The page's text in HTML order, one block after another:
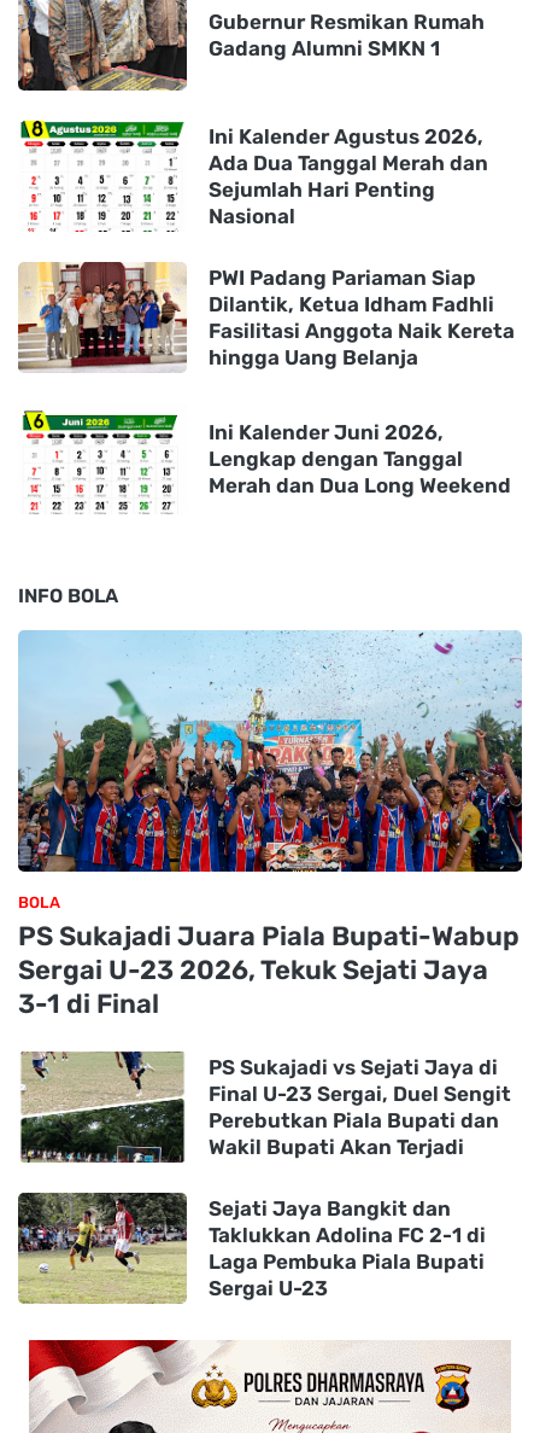
Gubernur Resmikan Rumah
Gadang Alumni SMKN 1
Ini Kalender Agustus 2026,
Ada Dua Tanggal Merah dan
Sejumlah Hari Penting
Nasional
PWI Padang Pariaman Siap
Dilantik, Ketua Idham Fadhli
Fasilitasi Anggota Naik Kereta
hingga Uang Belanja
Ini Kalender Juni 2026,
Lengkap dengan Tanggal
Merah dan Dua Long Weekend
INFO BOLA
BOLA
PS Sukajadi Juara Piala Bupati-Wabup
Sergai U-23 2026, Tekuk Sejati Jaya
3-1 di Final
PS Sukajadi vs Sejati Jaya di
Final U-23 Sergai, Duel Sengit
Perebutkan Piala Bupati dan
Wakil Bupati Akan Terjadi
Sejati Jaya Bangkit dan
Taklukkan Adolina FC 2-1 di
Laga Pembuka Piala Bupati
Sergai U-23